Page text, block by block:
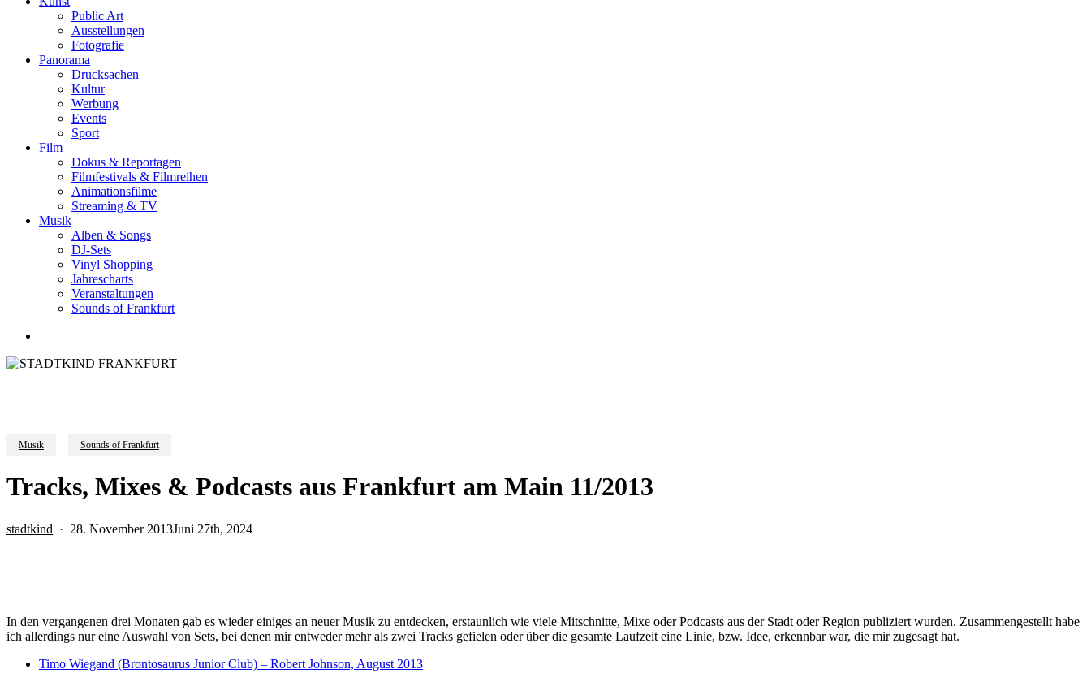
Public Art
Ausstellungen
Fotografie
Panorama
Drucksachen
Kultur
Werbung
Events
Sport
Film
Dokus & Reportagen
Filmfestivals & Filmreihen
Animationsfilme
Streaming & TV
Musik
Alben & Songs
DJ-Sets
Vinyl Shopping
Jahrescharts
Veranstaltungen
Sounds of Frankfurt
Musik Sounds of Frankfurt
Tracks, Mixes & Podcasts aus Frankfurt am Main 11/2013
stadtkind 28. November 2013Juni 27th, 2024
In den vergangenen drei Monaten gab es wieder einiges an neuer Musik zu entdecken, erstaunlich wie viele Mitschnitte, Mixe oder Podcasts aus der Stadt oder Region publiziert wurden. Zusammengestellt habe
ich allerdings nur eine Auswahl von Sets, bei denen mir entweder mehr als zwei Tracks gefielen oder über die gesamte Laufzeit eine Linie, bzw. Idee, erkennbar war, die mir zugesagt hat.
Timo Wiegand (Brontosaurus Junior Club) – Robert Johnson, August 2013